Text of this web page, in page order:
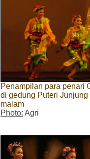
Penampilan para penari
di gedung Puteri
malam
Photo: Agri